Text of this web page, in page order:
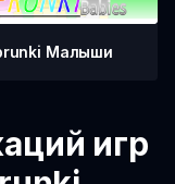
Малыши
игр